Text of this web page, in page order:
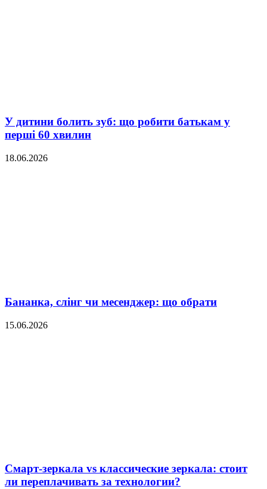
У дитини болить зуб: що робити батькам у
перші 60 хвилин
18.06.2026
Бананка, слінг чи месенджер: що обрати
15.06.2026
Смарт-зеркала vs классические зеркала: стоит
ли переплачивать за технологии?